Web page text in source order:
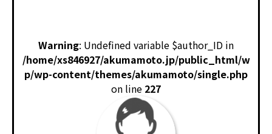
Warning: Undefined variable $author_ID in
/home/xs846927/akumamoto.jp/public_html/w
p/wp-content/themes/akumamoto/single.php
on line 227